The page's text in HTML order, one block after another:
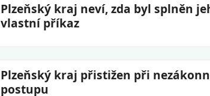
Plzeňský kraj neví, zda byl splněn
vlastní příkaz
Plzeňský kraj přistižen při
postupu